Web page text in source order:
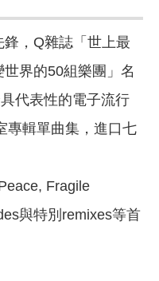
，Q雜誌「世上最
界的50組樂團」名
代表性的電子流行
專輯單曲集，進口七
Fragile
與特別remixes等首